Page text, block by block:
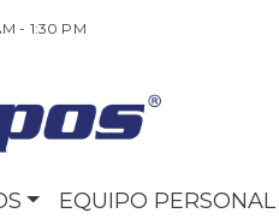
- 1:30 PM
EQUIPO PERSONAL